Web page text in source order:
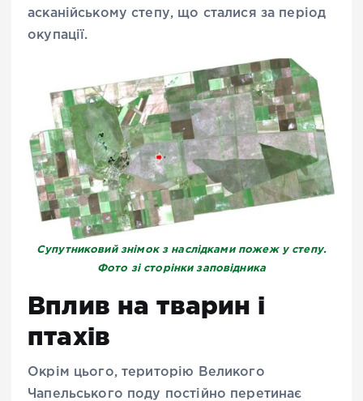
асканійському степу, що сталися за період
окупації.
Супутниковий знімок з наслідками пожеж у степу.
Фото зі сторінки заповідника
Вплив на тварин і
птахів
Окрім цього, територію Великого
Чапельського поду постійно перетинає